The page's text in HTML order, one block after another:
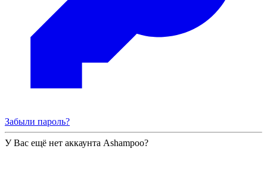
Забыли пароль?
У Вас ещё нет аккаунта Ashampoo?